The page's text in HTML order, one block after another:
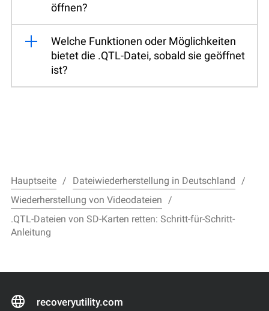
öffnen?
Welche Funktionen oder Möglichkeiten
bietet die .QTL-Datei, sobald sie geöffnet
ist?
Hauptseite
Dateiwiederherstellung in Deutschland
Wiederherstellung von Videodateien
.QTL-Dateien von SD-Karten retten: Schritt-für-Schritt-
Anleitung
recoveryutility.com